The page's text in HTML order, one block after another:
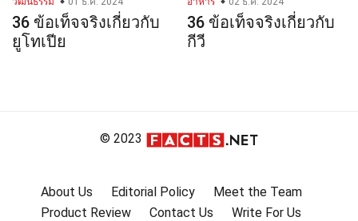
36 ข้อเท็จจริงเกี่ยวกับ
ยูโทเปีย
36 ข้อเท็จจริงเกี่ยวกับ
กีวี
© 2023
About Us Editorial Policy
Meet the Team
Product Review
Contact Us
Write For Us